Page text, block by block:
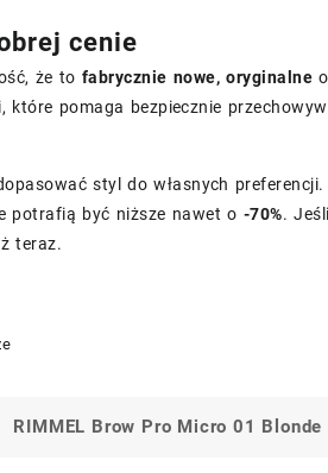
cenie
że to fabrycznie nowe, oryginalne
które pomaga bezpiecznie
styl do własnych
potrafią być niższe nawet o -70%.
teraz.
RIMMEL Brow Pro Micro 01